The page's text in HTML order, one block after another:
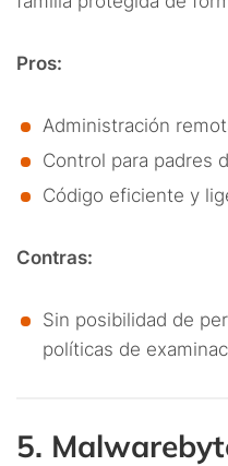
Pros:
Administración
Control para padres
Código eficiente y
Contras:
Sin posibilidad de
políticas de
5.